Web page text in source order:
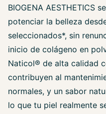
BIOGENA AESTHETICS
potenciar la belleza
seleccionados*, sin
inicio de colágeno en
Naticol® de alta calidad
contribuyen al
normales, y un sabor
lo que tu piel realmente